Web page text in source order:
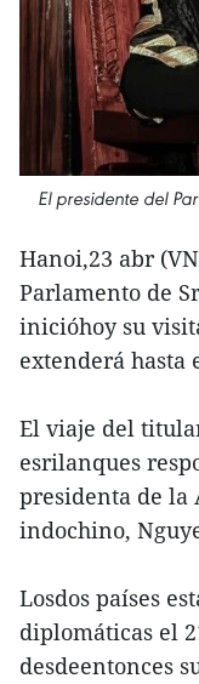
El presidente del
Hanoi,23 abr
Parlamento de
inicióhoy su
extenderá hasta
El viaje del
esrilanques
presidenta de la
indochino,
Losdos países
diplomáticas el
desdeentonces